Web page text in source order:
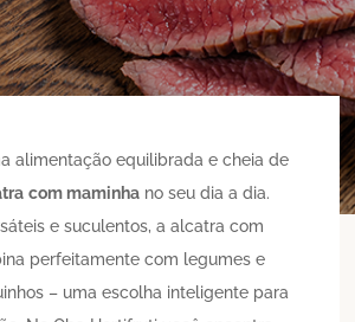
alimentação equilibrada e cheia de
com maminha no seu dia a dia.
e suculentos, a alcatra com
perfeitamente com legumes e
– uma escolha inteligente para